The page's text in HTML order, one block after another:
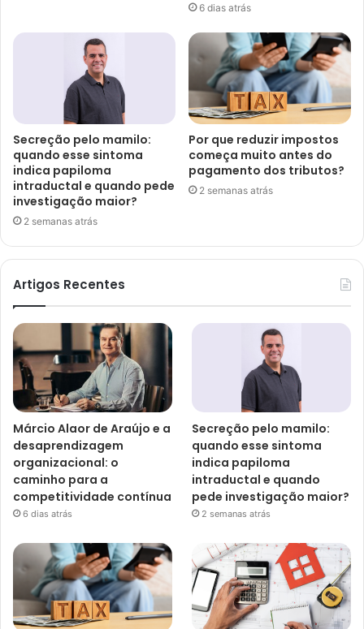
6 dias atrás
Secreção pelo mamilo:
quando esse sintoma
indica papiloma
intraductal e quando pede
investigação maior?
2 semanas atrás
Por que reduzir impostos
começa muito antes do
pagamento dos tributos?
2 semanas atrás
Artigos Recentes
Márcio Alaor de Araújo e a
desaprendizagem
organizacional: o
caminho para a
competitividade contínua
6 dias atrás
Secreção pelo mamilo:
quando esse sintoma
indica papiloma
intraductal e quando
pede investigação maior?
2 semanas atrás